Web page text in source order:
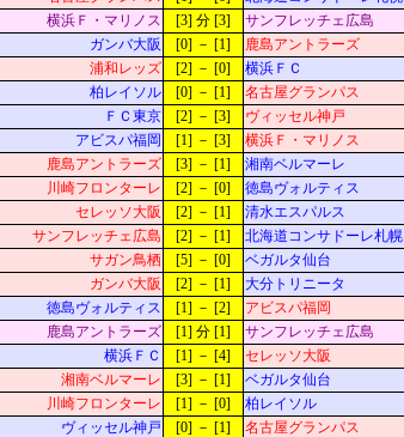
横浜Ｆ・マリノス [3] 分 [3] サンフレッチェ広島
ガンバ大阪 [0] － [1] 鹿島アントラーズ
浦和レッズ [2] － [0] 横浜ＦＣ
柏レイソル [0] － [1] 名古屋グランパス
ＦＣ東京 [2] － [3] ヴィッセル神戸
アビスパ福岡 [1] － [3] 横浜Ｆ・マリノス
鹿島アントラーズ [3] － [1] 湘南ベルマーレ
川崎フロンターレ [2] － [0] 徳島ヴォルティス
セレッソ大阪 [2] － [1] 清水エスパルス
サンフレッチェ広島 [2] － [1] 北海道コンサドーレ札幌
サガン鳥栖 [5] － [0] ベガルタ仙台
ガンバ大阪 [2] － [1] 大分トリニータ
徳島ヴォルティス [1] － [2] アビスパ福岡
鹿島アントラーズ [1] 分 [1] サンフレッチェ広島
横浜ＦＣ [1] － [4] セレッソ大阪
湘南ベルマーレ [3] － [1] ベガルタ仙台
川崎フロンターレ [1] － [0] 柏レイソル
ヴィッセル神戸 [0] － [1] 名古屋グランパス